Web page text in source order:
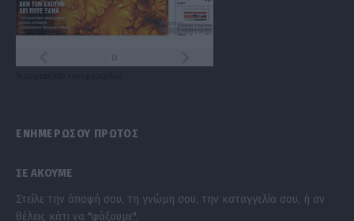
ΕΝΗΜΕΡΩΣΟΥ ΠΡΩΤΟΣ
ΣΕ ΑΚΟΥΜΕ
Στείλε την άποψή σου, τη γνώμη σου, την καταγγελία σου, ή αν
θέλεις κάτι να "ψάξουμε".